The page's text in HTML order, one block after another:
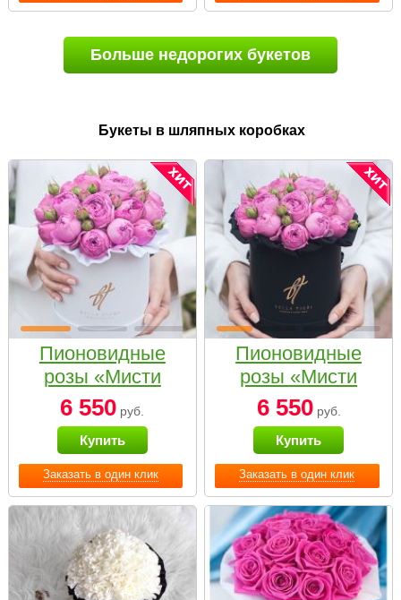
Больше недорогих букетов
Букеты в шляпных коробках
Заказать в один клик
Пионовидные
розы «Мисти
бабблс» в белой
коробке Small
6 550 руб.
Купить
Заказать в один клик
Пионовидные
розы «Мисти
бабблс» в
черной коробке
Small
6 550руб.
Купить